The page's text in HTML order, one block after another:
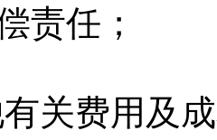
责任；
费用及成